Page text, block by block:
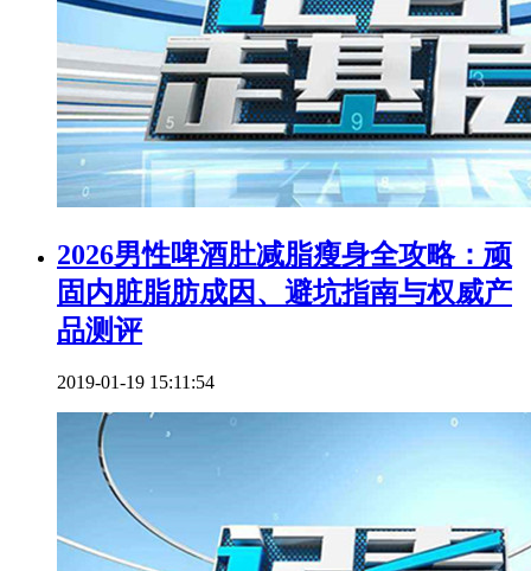
2026男性啤酒肚减脂瘦身全攻略：顽
固内脏脂肪成因、避坑指南与权威产
品测评
2019-01-19 15:11:54